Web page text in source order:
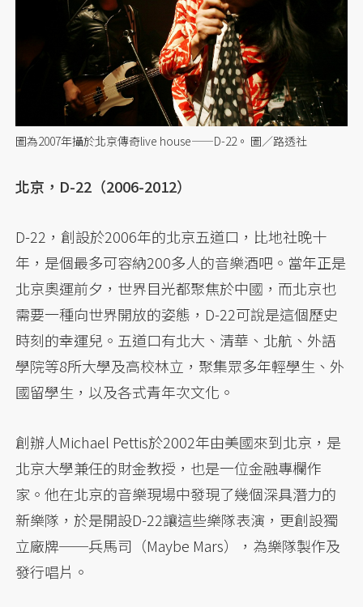
圖為2007年攝於北京傳奇live house——D-22。 圖／路透社
北京，D-22（2006-2012）
D-22，創設於2006年的北京五道口，比地社晚十
年，是個最多可容納200多人的音樂酒吧。當年正是
北京奧運前夕，世界目光都聚焦於中國，而北京也
需要一種向世界開放的姿態，D-22可說是這個歷史
時刻的幸運兒。五道口有北大、清華、北航、外語
學院等8所大學及高校林立，聚集眾多年輕學生、外
國留學生，以及各式青年次文化。
創辦人Michael Pettis於2002年由美國來到北京，是
北京大學兼任的財金教授，也是一位金融專欄作
家。他在北京的音樂現場中發現了幾個深具潛力的
新樂隊，於是開設D-22讓這些樂隊表演，更創設獨
立廠牌──兵馬司（Maybe Mars），為樂隊製作及
發行唱片。